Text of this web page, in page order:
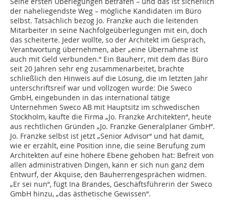
der naheliegendste Weg – mögliche Kandidaten im Büro
selbst. Tatsächlich bezog Jo. Franzke auch die leitenden
Mitarbeiter in seine Nachfolgeüberlegungen mit ein, doch
das scheiterte. Jeder wollte, so der Architekt im Gespräch,
Verantwortung übernehmen, aber „eine Übernahme ist
auch mit Geld verbunden.“ Ein Bauherr, mit dem das Büro
seit 20 Jahren sehr eng zusammenarbeitet, brachte
schließlich den Hinweis auf die Lösung, die im letzten Jahr
unterschriftsreif war und vollzogen wurde: Die Sweco
GmbH, eingebunden in das international tätige
Unternehmen Sweco AB mit Hauptsitz im schwedischen
Stockholm, kaufte die Firma „Jo. Franzke Architekten“, heute
aus rechtlichen Gründen „Jo. Franzke Generalplaner GmbH“.
Jo. Franzke selbst ist jetzt „Senior Advisor“ und hat damit,
wie er erzählt, eine Position inne, die seine Berufung zum
Architekten auf eine höhere Ebene gehoben hat: Befreit von
allen administrativen Dingen, kann er sich nun ganz dem
Entwurf, der Akquise, den Bauherrengesprächen widmen.
„Er sei nun“, fügt Ina Brandes, Geschäftsführerin der Sweco
GmbH hinzu, „das ästhetische Gewissen“.